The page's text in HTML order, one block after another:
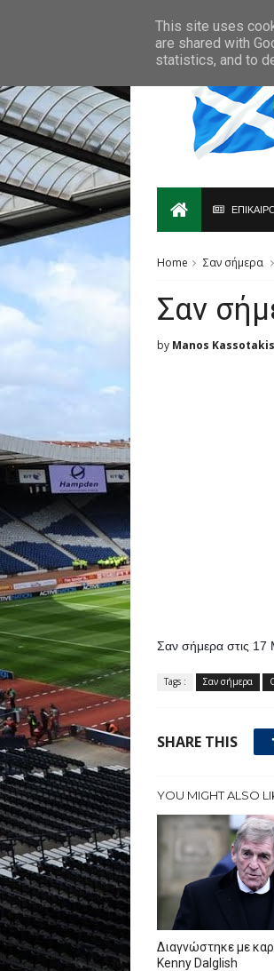
Home Σαν σήμερα
Σαν
by Manos Kassotakis
Σαν σήμερα στις 17
Tags : Σαν σήμερα
SHARE THIS
YOU MIGHT ALSO
Διαγνώστηκε με
Kenny Dalglish
This site uses
are shared with
statistics, and to